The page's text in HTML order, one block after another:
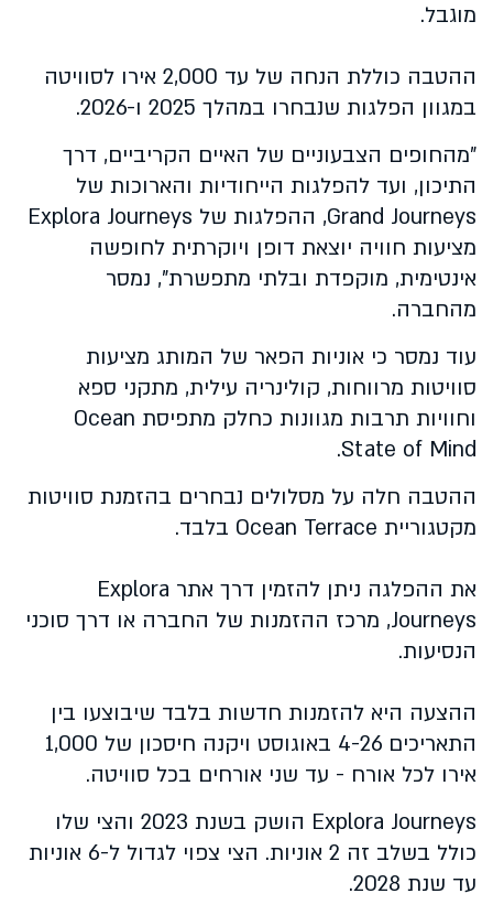
מוגבל.
ההטבה כוללת הנחה של עד 2,000 אירו לסוויטה
במגוון הפלגות שנבחרו במהלך 2025 ו-2026.
"מהחופים הצבעוניים של האיים הקריביים, דרך
התיכון, ועד להפלגות הייחודיות והארוכות של
Grand Journeys, ההפלגות של Explora Journeys
מציעות חוויה יוצאת דופן ויוקרתית לחופשה
אינטימית, מוקפדת ובלתי מתפשרת", נמסר
מהחברה.
עוד נמסר כי אוניות הפאר של המותג מציעות
סוויטות מרווחות, קולינריה עילית, מתקני ספא
וחוויות תרבות מגוונות כחלק מתפיסת Ocean
State of Mind.
ההטבה חלה על מסלולים נבחרים בהזמנת סוויטות
מקטגוריית Ocean Terrace בלבד.
את ההפלגה ניתן להזמין דרך אתר Explora
Journeys, מרכז ההזמנות של החברה או דרך סוכני
הנסיעות.
ההצעה היא להזמנות חדשות בלבד שיבוצעו בין
התאריכים 4-26 באוגוסט ויקנה חיסכון של 1,000
אירו לכל אורח - עד שני אורחים בכל סוויטה.
Explora Journeys הושק בשנת 2023 והצי שלו
כולל בשלב זה 2 אוניות. הצי צפוי לגדול ל-6 אוניות
עד שנת 2028.